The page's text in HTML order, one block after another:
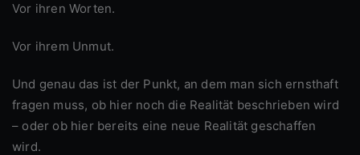
Vor ihren Worten.
Vor ihrem Unmut.
Und genau das ist der Punkt, an dem man sich ernsthaft
fragen muss, ob hier noch die Realität beschrieben wird
– oder ob hier bereits eine neue Realität geschaffen
wird.